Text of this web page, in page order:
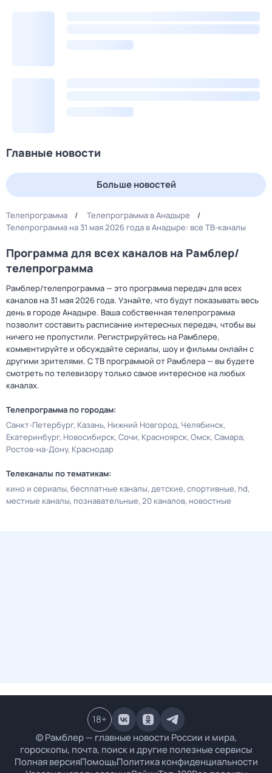
Главные новости
Больше новостей
Телепрограмма
Телепрограмма в Анадыре
Телепрограмма на 31 мая 2026 года в Анадыре: все ТВ-каналы
Программа для всех каналов на Рамблер/
телепрограмма
Рамблер/телепрограмма — это программа передач для всех
каналов на 31 мая 2026 года. Узнайте, что будут показывать весь
день в городе Анадыре. Ваша собственная телепрограмма
позволит составить расписание интересных передач, чтобы вы
ничего не пропустили. Регистрируйтесь на Рамблере,
комментируйте и обсуждайте сериалы, шоу и фильмы онлайн с
другими зрителями. С ТВ программой от Рамблера — вы будете
смотреть по телевизору только самое интересное на любых
каналах.
Телепрограмма по городам:
Санкт-Петербург Казань Нижний Новгород Челябинск
Екатеринбург Новосибирск Сочи Красноярск Омск Самара
Ростов-на-Дону Краснодар
Телеканалы по тематикам:
кино и сериалы бесплатные каналы детские спортивные hd
местные каналы познавательные 20 каналов новостные
© Рамблер — главные новости России и мира,
гороскопы, почта, поиск и другие полезные сервисы
Полная версияПомощьПолитика конфиденциальности
18+